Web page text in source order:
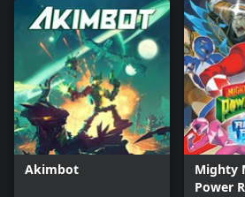
Akimbot
Mighty
Power